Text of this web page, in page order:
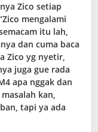
Zico setiap
mengalami
itu lah,
dan cuma baca
Zico yg nyetir,
juga gue rada
apa nggak dan
kan,
tapi ya ada